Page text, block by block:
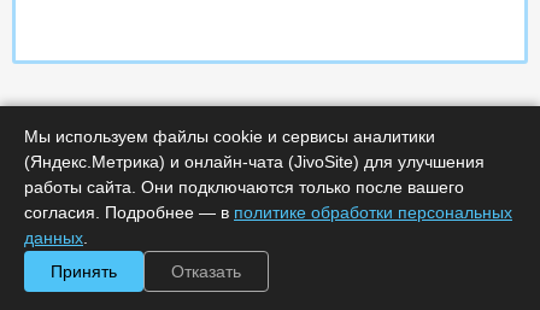
Характеристики
Минимальное количество лицензий :
Мы используем файлы cookie и сервисы аналитики
(Яндекс.Метрика) и онлайн-чата (JivoSite) для улучшения
работы сайта. Они подключаются только после вашего
согласия. Подробнее — в политике обработки персональных
данных
Принять
Отказать